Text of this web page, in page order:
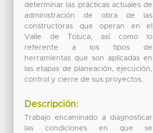
determinar las prácticas actuales de
administración de obra de las
constructoras que operan en el
Valle de Toluca, así como lo
referente a los tipos de
herramientas que son aplicadas en
las etapas de planeación, ejecución,
control y cierre de sus proyectos.
Descripción:
Trabajo encaminado a diagnosticar
las condiciones en que se